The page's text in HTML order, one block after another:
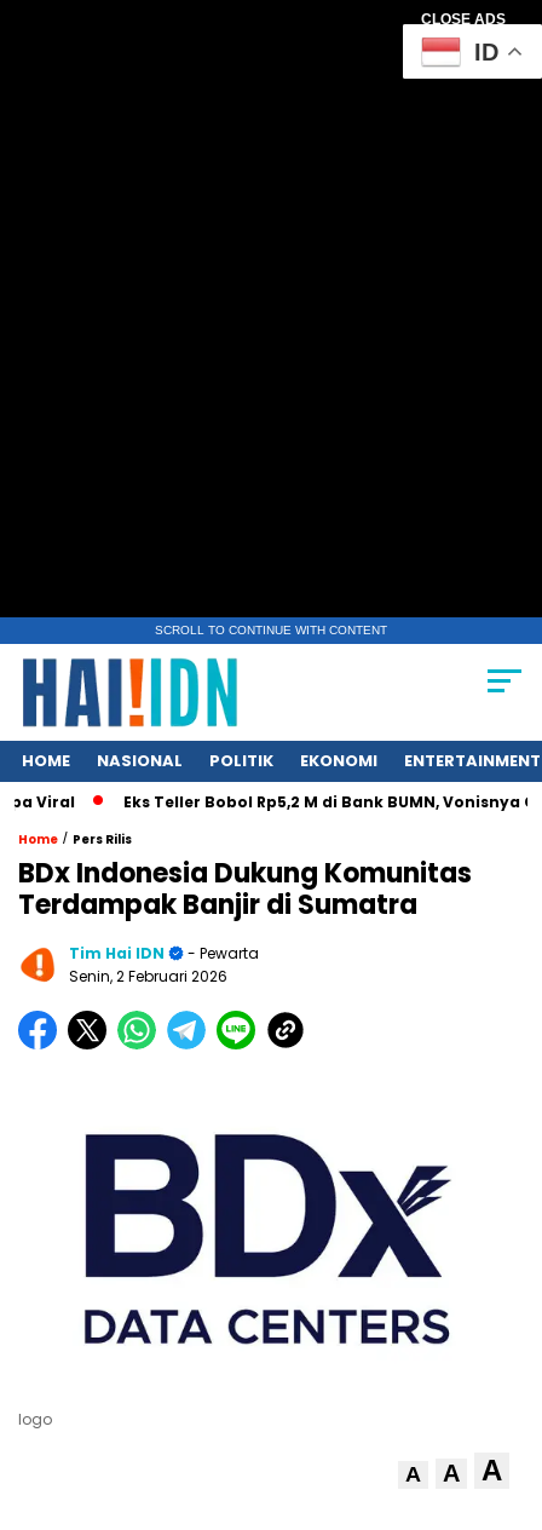
CLOSE ADS
SCROLL TO CONTINUE WITH CONTENT
HOME NASIONAL POLITIK EKONOMI ENTERTAINMENT
Viral Eks Teller Bobol Rp5,2 M di Bank BUMN, Vonisnya
Home / Pers Rilis
BDx Indonesia Dukung Komunitas
Terdampak Banjir di Sumatra
Tim Hai IDN
- Pewarta
Senin, 2 Februari 2026
logo
A A A
ID